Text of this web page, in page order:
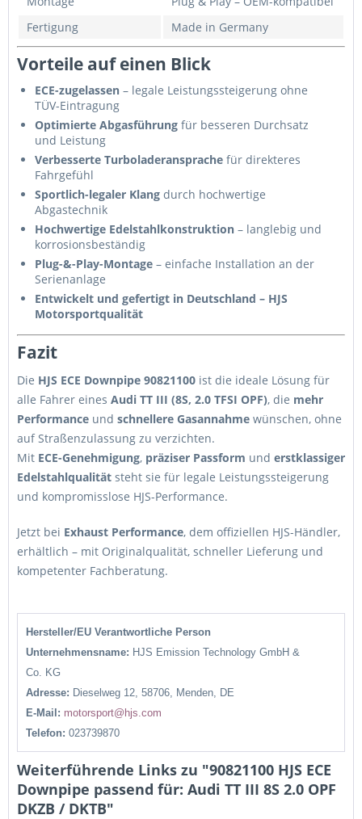
Fertigung
Made in Germany
Vorteile auf einen Blick
ECE-zugelassen – legale Leistungssteigerung ohne
TÜV-Eintragung
Optimierte Abgasführung für besseren Durchsatz
und Leistung
Verbesserte Turboladeransprache für direkteres
Fahrgefühl
Sportlich-legaler Klang durch hochwertige
Abgastechnik
Hochwertige Edelstahlkonstruktion – langlebig und
korrosionsbeständig
Plug-&-Play-Montage – einfache Installation an der
Serienanlage
Entwickelt und gefertigt in Deutschland – HJS
Motorsportqualität
Fazit
Die HJS ECE Downpipe 90821100 ist die ideale Lösung für
alle Fahrer eines Audi TT III (8S, 2.0 TFSI OPF), die mehr
Performance und schnellere Gasannahme wünschen, ohne
auf Straßenzulassung zu verzichten.
Mit ECE-Genehmigung, präziser Passform und erstklassiger
Edelstahlqualität steht sie für legale Leistungssteigerung
und kompromisslose HJS-Performance.
Jetzt bei Exhaust Performance, dem offiziellen HJS-Händler,
erhältlich – mit Originalqualität, schneller Lieferung und
kompetenter Fachberatung.
Hersteller/EU Verantwortliche Person
Unternehmensname: HJS Emission Technology GmbH &
Co. KG
Adresse: Dieselweg 12, 58706, Menden, DE
E-Mail: motorsport@hjs.com
Telefon: 023739870
Weiterführende Links zu "90821100 HJS ECE
Downpipe passend für: Audi TT III 8S 2.0 OPF
DKZB / DKTB"